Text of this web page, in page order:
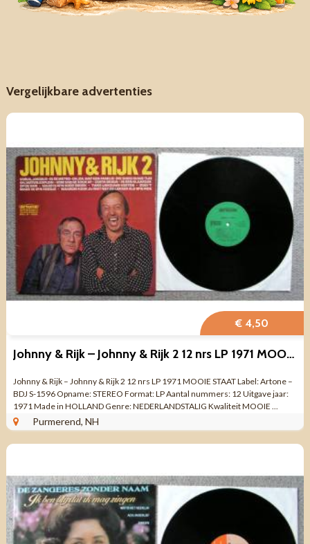
Vergelijkbare advertenties
€ 4,50
Johnny & Rijk – Johnny & Rijk 2 12 nrs LP 1971 MOOIE STAAT
Johnny & Rijk – Johnny & Rijk 2 12 nrs LP 1971 MOOIE STAAT Label: Artone –
BDJ S-1596 Opname: STEREO Format: LP Aantal nummers: 12 Uitgave jaar:
1971 Made in HOLLAND Genre: NEDERLANDSTALIG Kwaliteit MOOIE ...
Purmerend, NH